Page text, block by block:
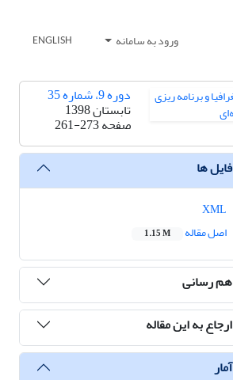
ورود به سامانه ENGLISH
دوره 9، شماره 35
تابستان 1398
صفحه261-273
فایل ها
اصل مقاله
1.15 M
هم رسانی
ارجاع به این مقاله
آمار